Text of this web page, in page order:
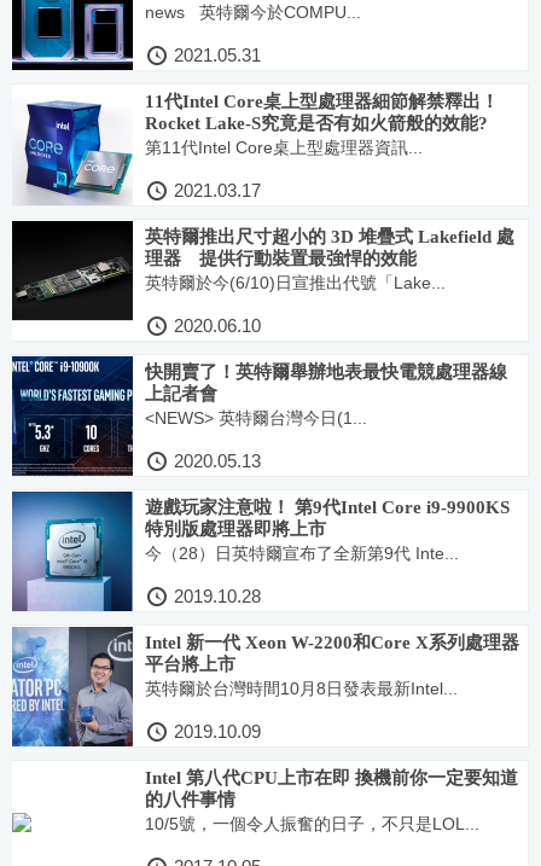
news 英特爾今於COMPU...
2021.05.31
11代Intel Core桌上型處理器細節解禁釋出！
Rocket Lake-S究竟是否有如火箭般的效能?
第11代Intel Core桌上型處理器資訊...
2021.03.17
英特爾推出尺寸超小的 3D 堆疊式 Lakefield 處
理器 提供行動裝置最強悍的效能
英特爾於今(6/10)日宣推出代號「Lake...
2020.06.10
快開賣了！英特爾舉辦地表最快電競處理器線
上記者會
<NEWS> 英特爾台灣今日(1...
2020.05.13
遊戲玩家注意啦！ 第9代Intel Core i9-9900KS
特別版處理器即將上市
今（28）日英特爾宣布了全新第9代 Inte...
2019.10.28
Intel 新一代 Xeon W-2200和Core X系列處理器
平台將上市
英特爾於台灣時間10月8日發表最新Intel...
2019.10.09
Intel 第八代CPU上市在即 換機前你一定要知道
的八件事情
10/5號，一個令人振奮的日子，不只是LOL...